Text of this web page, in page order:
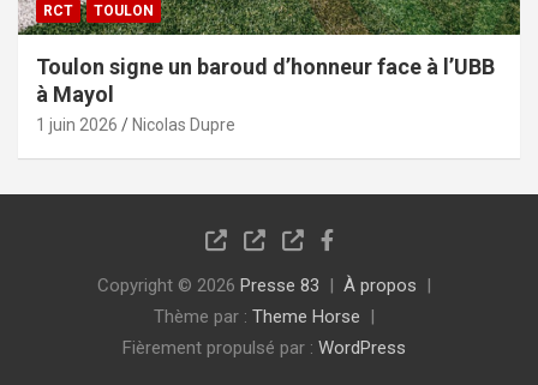
RCT TOULON
Toulon signe un baroud d’honneur face à l’UBB
à Mayol
1 juin 2026 Nicolas Dupre
Copyright © 2026 Presse 83
À propos
Thème par : Theme Horse
Fièrement propulsé par : WordPress